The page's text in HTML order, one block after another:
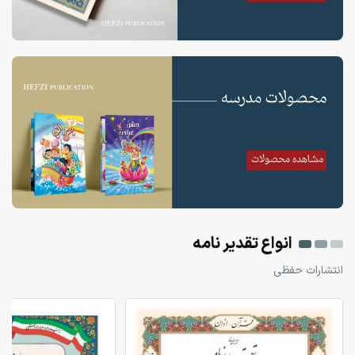
انواع تقدیر نامه
انتشارات حفظی